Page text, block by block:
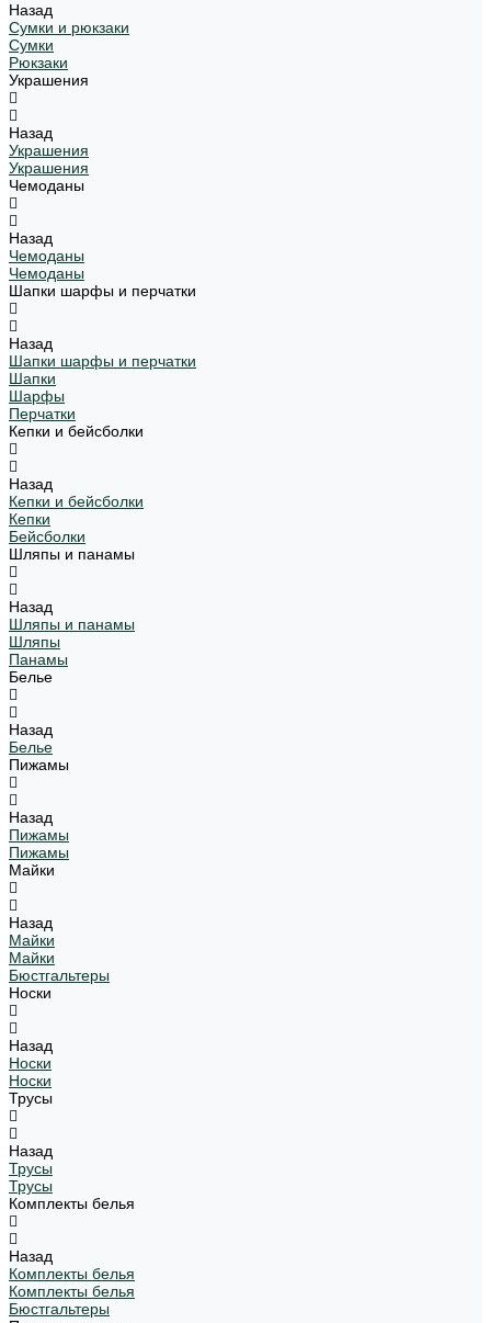
Назад
Сумки и рюкзаки
Сумки
Рюкзаки
Украшения
Назад
Украшения
Украшения
Чемоданы
Назад
Чемоданы
Чемоданы
Шапки шарфы и перчатки
Назад
Шапки шарфы и перчатки
Шапки
Шарфы
Перчатки
Кепки и бейсболки
Назад
Кепки и бейсболки
Кепки
Бейсболки
Шляпы и панамы
Назад
Шляпы и панамы
Шляпы
Панамы
Белье
Назад
Белье
Пижамы
Назад
Пижамы
Пижамы
Майки
Назад
Майки
Майки
Бюстгальтеры
Носки
Назад
Носки
Носки
Трусы
Назад
Трусы
Трусы
Комплекты белья
Назад
Комплекты белья
Комплекты белья
Бюстгальтеры